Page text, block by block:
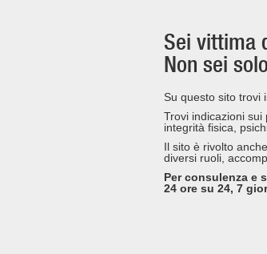
Sei vittima
Non sei
Su questo sito trovi
Trovi indicazioni
integrità fisica,
Il sito è rivolto
diversi ruoli,
Per consulenza e
24 ore su 24, 7